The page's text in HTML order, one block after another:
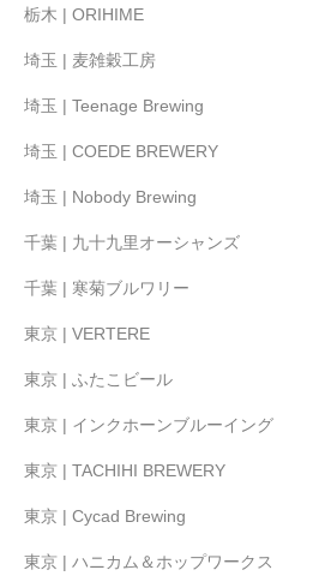
栃木 | ORIHIME
埼玉 | 麦雑穀工房
埼玉 | Teenage Brewing
埼玉 | COEDE BREWERY
埼玉 | Nobody Brewing
千葉 | 九十九里オーシャンズ
千葉 | 寒菊ブルワリー
東京 | VERTERE
東京 | ふたこビール
東京 | インクホーンブルーイング
東京 | TACHIHI BREWERY
東京 | Cycad Brewing
東京 | ハニカム＆ホップワークス